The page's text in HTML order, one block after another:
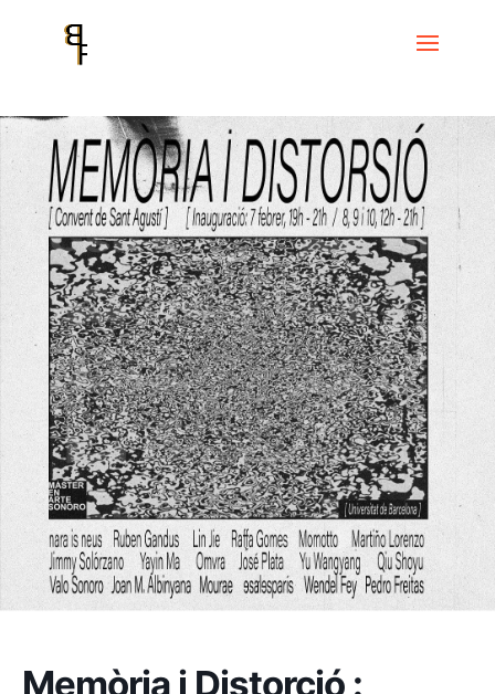
Home
Memòria i Distorció : MÀSTER
EN ART SONOR
Memòria i Distorció :